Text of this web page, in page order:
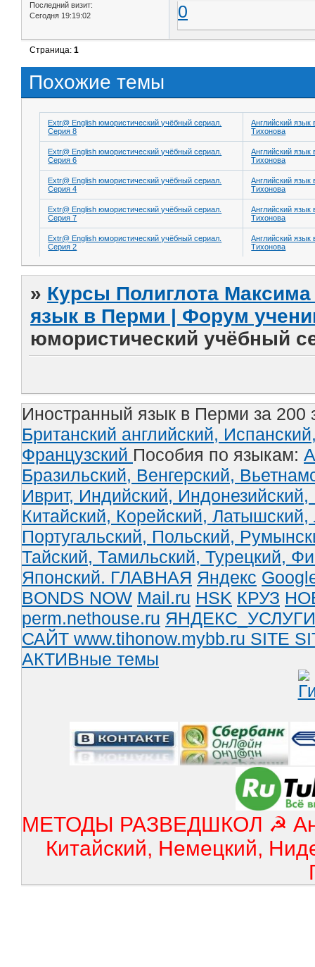
Последний визит:
Сегодня 19:19:02
0
Страница:1
Похожие темы
Extr@ English юмористический учёбный сериал.
Серия 8
Английский
Тихонова
Extr@ English юмористический учёбный сериал.
Серия 6
Английский
Тихонова
Extr@ English юмористический учёбный сериал.
Серия 4
Английский
Тихонова
Extr@ English юмористический учёбный сериал.
Серия 7
Английский
Тихонова
Extr@ English юмористический учёбный сериал.
Серия 2
Английский
Тихонова
» Курсы Полиглота
язык в Перми | Форум
юмористический учёбный
Иностранный язык в Перми за 200
Британский английский,
Французский Пособия по языкам:
Бразильский, Венгерский,
Иврит, Индийский, Индонезийский,
Китайский, Корейский, Латышский,
Португальский, Польский,
Тайский, Тамильский, Турецкий,
Японский. ГЛАВНАЯ Яндекс
BONDS NOW Mail.ru HSK КРУЗ
perm.nethouse.ru ЯНДЕКС_УСЛУГИ
САЙТ www.tihonow.mybb.ru SITE
АКТИВные темы
МЕТОДЫ РАЗВЕДШКОЛ ☭
Китайский, Немецкий,